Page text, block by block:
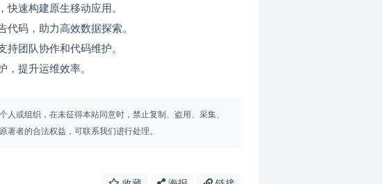
快速构建原生移动应用。
代码，助力高效数据探索。
持团队协作和代码维护。
，提升运维效率。
或组织，在未征得本站同意时，禁止复制、盗用、采集、
著者的合法权益，可联系我们进行处理。